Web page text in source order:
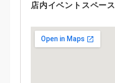
店内イベントスペース